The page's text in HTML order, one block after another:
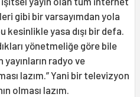
gibi bir varsayımdan yola
kesinlikle yasa dışı bir defa.
yönetmeliğe göre bile
radyo ve
lazım.” Yani bir televizyon
olması lazım.